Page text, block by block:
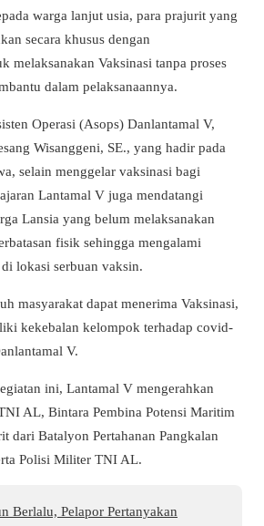
warga lanjut usia, para prajurit yang
secara khusus dengan
melaksanakan Vaksinasi tanpa proses
dalam pelaksanaannya.
Operasi (Asops) Danlantamal V,
Wisanggeni, SE., yang hadir pada
selain menggelar vaksinasi bagi
Lantamal V juga mendatangi
Lansia yang belum melaksanakan
fisik sehingga mengalami
lokasi serbuan vaksin.
masyarakat dapat menerima Vaksinasi,
kekebalan kelompok terhadap covid-
V.
ini, Lantamal V mengerahkan
AL, Bintara Pembina Potensi Maritim
dari Batalyon Pertahanan Pangkalan
Polisi Militer TNI AL.
Berlalu, Pelapor Pertanyakan